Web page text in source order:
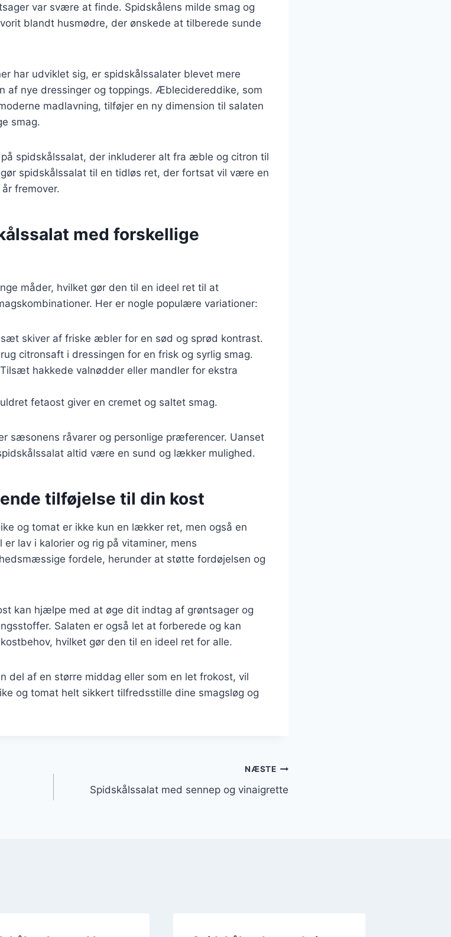
var svære at finde. Spidskålens milde smag og
blandt husmødre, der ønskede at tilberede sunde
har udviklet sig, er spidskålssalater blevet mere
nye dressinger og toppings. Æblecidereddike, som
madlavning, tilføjer en ny dimension til salaten
smag.
spidskålssalat, der inkluderer alt fra æble og citron til
spidskålssalat til en tidløs ret, der fortsat vil være en
fremover.
med forskellige
måder, hvilket gør den til en ideel ret til at
Her er nogle populære variationer:
skiver af friske æbler for en sød og sprød kontrast.
citronsaft i dressingen for en frisk og syrlig smag.
hakkede valnødder eller mandler for ekstra
fetaost giver en cremet og saltet smag.
sæsonens råvarer og personlige præferencer. Uanset
altid være en sund og lækker mulighed.
tilføjelse til din kost
og tomat er ikke kun en lækker ret, men også en
lav i kalorier og rig på vitaminer, mens
fordele, herunder at støtte fordøjelsen og
kan hjælpe med at øge dit indtag af grøntsager og
Salaten er også let at forberede og kan
hvilket gør den til en ideel ret for alle.
del af en større middag eller som en let frokost, vil
og tomat helt sikkert tilfredsstille dine smagsløg og
NÆSTE
Spidskålssalat med sennep og vinaigrette